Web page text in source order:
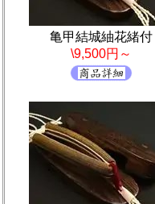
亀甲結城紬花緒付
\9,500円～